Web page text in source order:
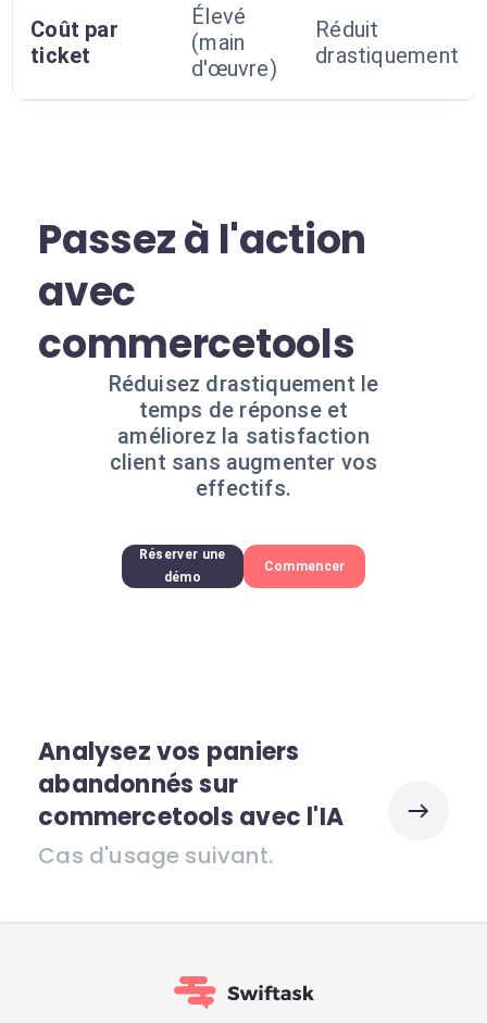
Coût par
ticket
Élevé
(main
d'œuvre)
Réduit
drastiquement
Passez à l'action
avec
commercetools
Réduisez drastiquement le
temps de réponse et
améliorez la satisfaction
client sans augmenter vos
effectifs.
Réserver une
démo
Commencer
Analysez vos paniers
abandonnés sur
commercetools avec l'IA
Cas d'usage suivant.